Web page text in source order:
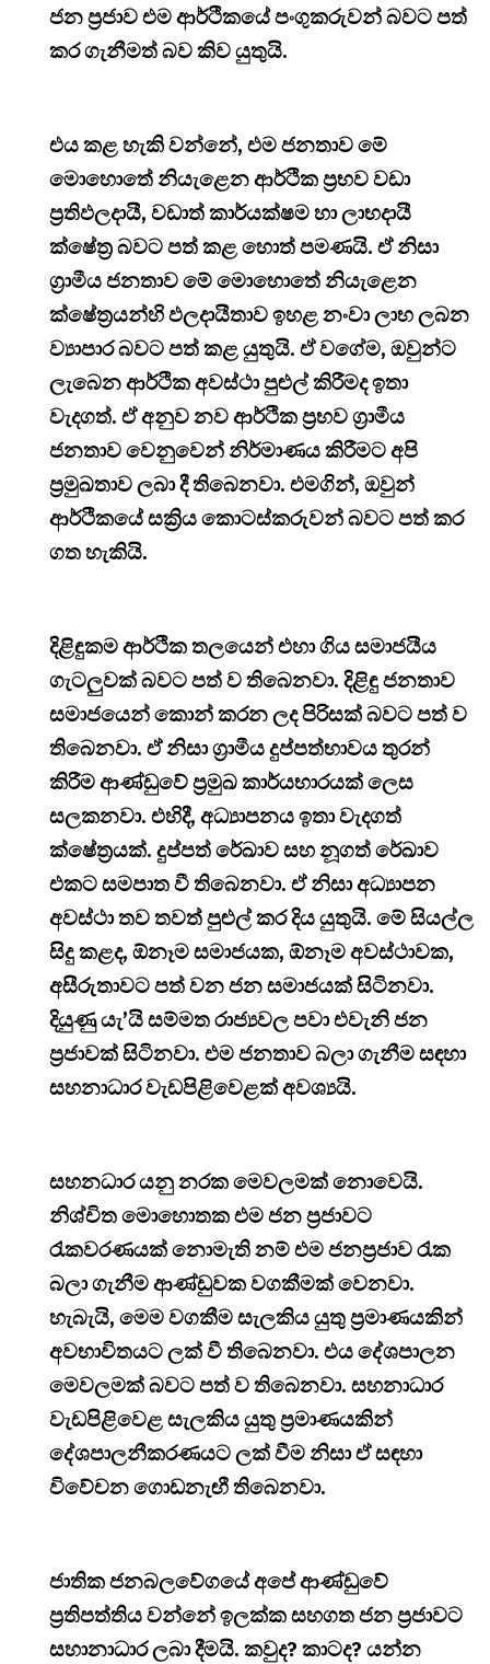
ජන ප්‍රජාව එම ආර්ථිකයේ පංගුකරුවන් බවට පත්
කර ගැනීමත් බව කිව යුතුයි.
එය කළ හැකි වන්නේ, එම ජනතාව මේ
මොහොතේ නියැළෙන ආර්ථික ප්‍රභව වඩා
ප්‍රතිඵලදායී, වඩාත් කාර්යක්ෂම හා ලාභදායී
ක්ෂේත්‍ර බවට පත් කළ හොත් පමණයි. ඒ නිසා
ග්‍රාමීය ජනතාව මේ මොහොතේ නියැළෙන
ක්ෂේත්‍රයන්හි ඵලදායීතාව ඉහළ නංවා ලාභ ලබන
ව්‍යාපාර බවට පත් කළ යුතුයි. ඒ වගේම, ඔවුන්ට
ලැබෙන ආර්ථික අවස්ථා පුළුල් කිරීමද ඉතා
වැදගත්. ඒ අනුව නව ආර්ථික ප්‍රභව ග්‍රාමීය
ජනතාව වෙනුවෙන් නිර්මාණය කිරීමට අපි
ප්‍රමුඛතාව ලබා දී තිබෙනවා. එමගින්, ඔවුන්
ආර්ථිකයේ සක්‍රිය කොටස්කරුවන් බවට පත් කර
ගත හැකියි.
දිළිඳුකම ආර්ථික තලයෙන් එහා ගිය සමාජයීය
ගැටලුවක් බවට පත් ව තිබෙනවා. දිළිඳු ජනතාව
සමාජයෙන් කොන් කරන ලද පිරිසක් බවට පත් ව
තිබෙනවා. ඒ නිසා ග්‍රාමීය දුප්පත්භාවය තුරන්
කිරීම ආණ්ඩුවේ ප්‍රමුඛ කාර්යභාරයක් ලෙස
සලකනවා. එහිදී, අධ්‍යාපනය ඉතා වැදගත්
ක්ෂේත්‍රයක්. දුප්පත් රේඛාව සහ නූගත් රේඛාව
එකට සමපාත වී තිබෙනවා. ඒ නිසා අධ්‍යාපන
අවස්ථා තව තවත් පුළුල් කර දිය යුතුයි. මේ සියල්ල
සිදු කළද, ඕනෑම සමාජයක, ඕනෑම අවස්ථාවක,
අසීරුතාවට පත් වන ජන සමාජයක් සිටිනවා.
දියුණු යැ’යි සම්මත රාජ්‍යවල පවා එවැනි ජන
ප්‍රජාවක් සිටිනවා. එම ජනතාව බලා ගැනීම සඳහා
සහනාධාර වැඩපිළිවෙළක් අවශ්‍යයි.
සහනධාර යනු නරක මෙවලමක් නොවෙයි.
නිශ්චිත මොහොතක එම ජන ප්‍රජාවට
රැකවරණයක් නොමැති නම් එම ජනප්‍රජාව රැක
බලා ගැනීම ආණ්ඩුවක වගකීමක් වෙනවා.
හැබැයි, මෙම වගකීම සැලකිය යුතු ප්‍රමාණයකින්
අවභාවිතයට ලක් වී තිබෙනවා. එය දේශපාලන
මෙවලමක් බවට පත් ව තිබෙනවා. සහනාධාර
වැඩපිළිවෙළ සැලකිය යුතු ප්‍රමාණයකින්
දේශපාලනීකරණයට ලක් වීම නිසා ඒ සඳහා
විවේචන ගොඩනැඟී තිබෙනවා.
ජාතික ජනබලවේගයේ අපේ ආණ්ඩුවේ
ප්‍රතිපත්තිය වන්නේ ඉලක්ක සහගත ජන ප්‍රජාවට
සහානාධාර ලබා දීමයි. කවුද? කාටද? යන්න